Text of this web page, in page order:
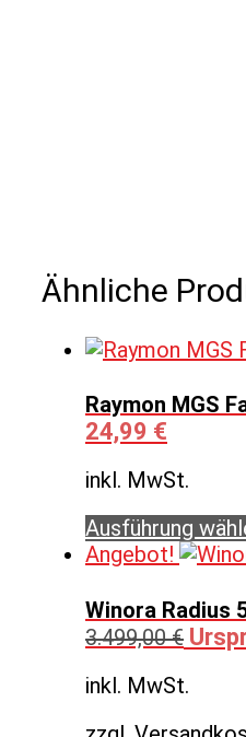
Ähnliche
Raymon MGS
24,99 €
inkl. MwSt.
Ausführung
Angebot!
Winora Radius
3.499,00€
inkl. MwSt.